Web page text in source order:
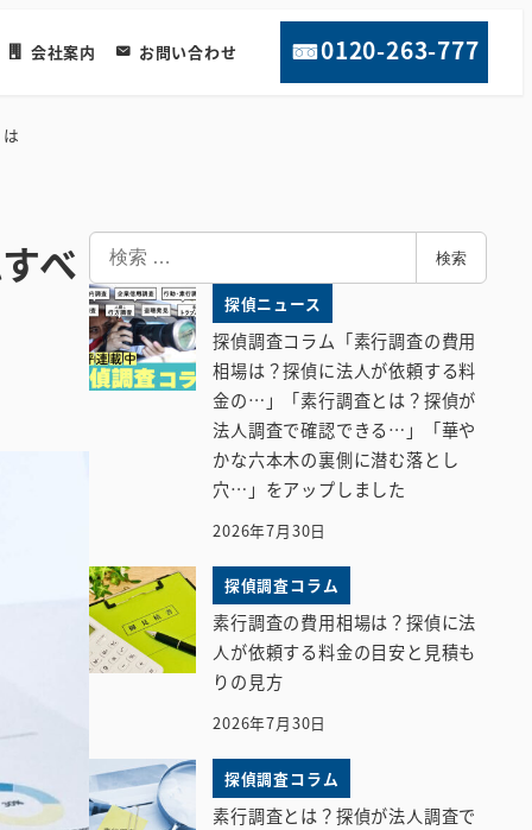
会社案内 お問い合わせ 0120-263-777
べ 索
検索
探偵ニュース
探偵調査コラム「素行調査の費用
相場は？探偵に法人が依頼する料
金の…」「素行調査とは？探偵が
法人調査で確認できる…」「華や
かな六本木の裏側に潜む落とし
穴…」をアップしました
2026年7月30日
探偵調査コラム
素行調査の費用相場は？探偵に法
人が依頼する料金の目安と見積も
りの見方
2026年7月30日
探偵調査コラム
素行調査とは？探偵が法人調査で